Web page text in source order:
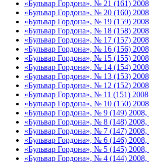
«Бульвар Гордона», № 21 (161)
«Бульвар Гордона», № 20 (160)
«Бульвар Гордона», № 19 (159)
«Бульвар Гордона», № 18 (158)
«Бульвар Гордона», № 17 (157)
«Бульвар Гордона», № 16 (156)
«Бульвар Гордона», № 15 (155)
«Бульвар Гордона», № 14 (154)
«Бульвар Гордона», № 13 (153)
«Бульвар Гордона», № 12 (152)
«Бульвар Гордона», № 11 (151)
«Бульвар Гордона», № 10 (150)
«Бульвар Гордона», № 9 (149) 2008,
«Бульвар Гордона», № 8 (148) 2008,
«Бульвар Гордона», № 7 (147) 2008,
«Бульвар Гордона», № 6 (146) 2008,
«Бульвар Гордона», № 5 (145) 2008,
«Бульвар Гордона», № 4 (144) 2008,